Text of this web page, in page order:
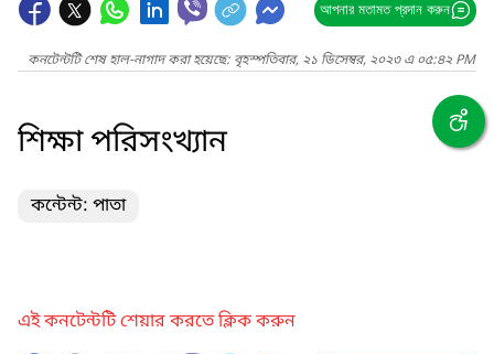
আপনার মতামত প্রদান করুন
কনটেন্টটি শেষ হাল-নাগাদ করা হয়েছে: বৃহস্পতিবার, ২১ ডিসেম্বর, ২০২৩ এ ০৫:৪২ PM
শিক্ষা পরিসংখ্যান
কন্টেন্ট: পাতা
এই কনটেন্টটি শেয়ার করতে ক্লিক করুন